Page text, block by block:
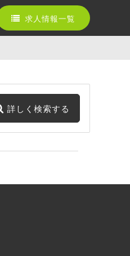
求人情報一覧
詳しく検索する